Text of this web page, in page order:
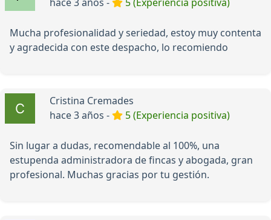
Mucha profesionalidad y seriedad, estoy muy contenta
y agradecida con este despacho, lo recomiendo
Cristina Cremades
hace 3 años -
5 (Experiencia positiva)
Sin lugar a dudas, recomendable al 100%, una
estupenda administradora de fincas y abogada, gran
profesional. Muchas gracias por tu gestión.